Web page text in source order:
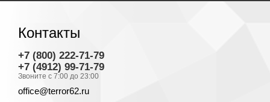
Контакты
+7 (800) 222-71-79
+7 (4912) 99-71-79
Звоните с 7:00 до 23:00
office@terror62.ru